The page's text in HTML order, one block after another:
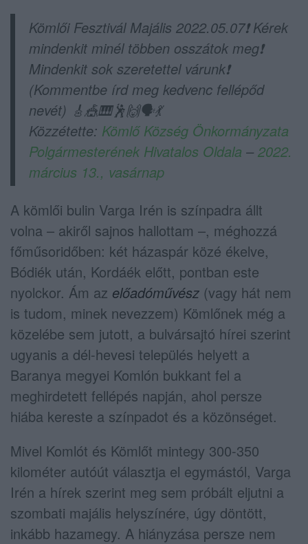
Kömlői Fesztivál Majális 2022.05.07❗️ Kérek
mindenkit minél többen osszátok meg❗️
Mindenkit sok szeretettel várunk❗️
(Kommentbe írd meg kedvenc fellépőd
nevét) 🎸🎪🎹🕺🙌🗣💃
Közzétette: Kömlő Község Önkormányzata
Polgármesterének Hivatalos Oldala – 2022.
március 13., vasárnap
A kömlői bulin Varga Irén is színpadra állt
volna – akiről sajnos hallottam –, méghozzá
főműsoridőben: két házaspár közé ékelve,
Bódiék után, Kordáék előtt, pontban este
nyolckor. Ám az előadóművész (vagy hát nem
is tudom, minek nevezzem) Kömlőnek még a
közelébe sem jutott, a bulvársajtó hírei szerint
ugyanis a dél-hevesi település helyett a
Baranya megyei Komlón bukkant fel a
meghirdetett fellépés napján, ahol persze
hiába kereste a színpadot és a közönséget.
Mivel Komlót és Kömlőt mintegy 300-350
kilométer autóút választja el egymástól, Varga
Irén a hírek szerint meg sem próbált eljutni a
szombati majális helyszínére, úgy döntött,
inkább hazamegy. A hiányzása persze nem